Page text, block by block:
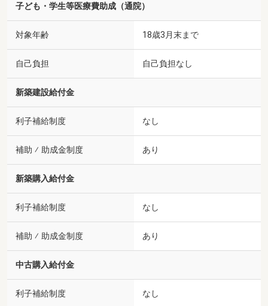
子ども・学生等医療費助成（通院）
対象年齢 18歳3月末まで
自己負担 自己負担なし
新築建設給付金
利子補給制度 なし
補助 ⁄ 助成金制度 あり
新築購入給付金
利子補給制度 なし
補助 ⁄ 助成金制度 あり
中古購入給付金
利子補給制度 なし